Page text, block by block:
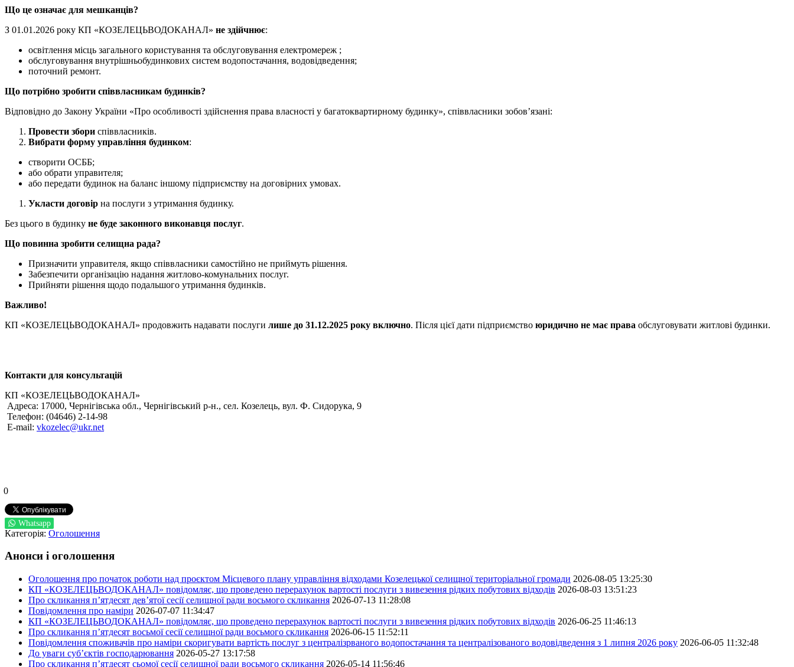
Що це означає для мешканців?
З 01.01.2026 року КП «КОЗЕЛЕЦЬВОДОКАНАЛ» не здійчнює:
освітлення місць загального користування та обслуговування електромереж ;
обслуговування внутрішньобудинкових систем водопостачання, водовідведення;
поточний ремонт.
Що потрібно зробити співвласникам будинків?
Відповідно до Закону України «Про особливості здійснення права власності у багатоквартирному будинку», співвласники зобов’язані:
Провести збори співвласників.
Вибрати форму управління будинком:
створити ОСББ;
або обрати управителя;
або передати будинок на баланс іншому підприємству на договірних умовах.
Укласти договір на послуги з утримання будинку.
Без цього в будинку не буде законного виконавця послуг.
Що повинна зробити селищна рада?
Призначити управителя, якщо співвласники самостійно не приймуть рішення.
Забезпечити організацію надання житлово-комунальних послуг.
Прийняти рішення щодо подальшого утримання будинків.
Важливо!
КП «КОЗЕЛЕЦЬВОДОКАНАЛ» продовжить надавати послуги лише до 31.12.2025 року включно. Після цієї дати підприємство юридично не має права обслуговувати житлові будинки.
Контакти для консультацій
КП «КОЗЕЛЕЦЬВОДОКАНАЛ»
Адреса: 17000, Чернігівська обл., Чернігівський р-н., сел. Козелець, вул. Ф. Сидорука, 9
Телефон: (04646) 2-14-98
Е-mail: vkozelec@ukr.net
0
Whatsapp
Категорія: Оголошення
Анонси і оголошення
Оголошення про початок роботи над проєктом Місцевого плану управління відходами Козелецької селищної територіальної громади 2026-08-05 13:25:30
КП «КОЗЕЛЕЦЬВОДОКАНАЛ» повідомляє, що проведено перерахунок вартості послуги з вивезення рідких побутових відходів 2026-08-03 13:51:23
Про скликання п’ятдесят дев’ятої сесії селищної ради восьмого скликання 2026-07-13 11:28:08
Повідомлення про наміри 2026-07-07 11:34:47
КП «КОЗЕЛЕЦЬВОДОКАНАЛ» повідомляє, що проведено перерахунок вартості послуги з вивезення рідких побутових відходів 2026-06-25 11:46:13
Про скликання п’ятдесят восьмої сесії селищної ради восьмого скликання 2026-06-15 11:52:11
Повідомлення споживачів про наміри скоригувати вартість послуг з централізрваного водопостачання та централізованого водовідведення з 1 липня 2026 року 2026-06-05 11:32:48
До уваги суб’єктів господарювання 2026-05-27 13:17:58
Про скликання п’ятдесят сьомої сесії селищної ради восьмого скликання 2026-05-14 11:56:46